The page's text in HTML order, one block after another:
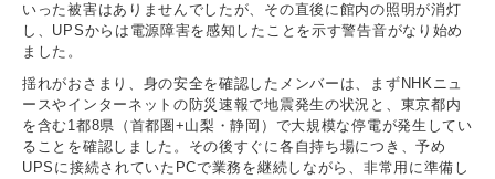
いった被害はありませんでしたが、その直後に館内の照明が消灯
し、UPSからは電源障害を感知したことを示す警告音がなり始め
ました。
揺れがおさまり、身の安全を確認したメンバーは、まずNHKニュ
ースやインターネットの防災速報で地震発生の状況と、東京都内
を含む1都8県（首都圏+山梨・静岡）で大規模な停電が発生してい
ることを確認しました。その後すぐに各自持ち場につき、予め
UPSに接続されていたPCで業務を継続しながら、非常用に準備し